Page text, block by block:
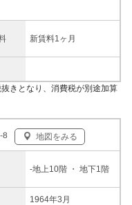
新賃料1ヶ月
8 地図をみる
-地上10階 ・ 地下1階
1964年3月
きとなり、消費税が別途加算